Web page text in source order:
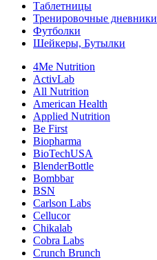
Таблетницы
Тренировочные дневники
Футболки
Шейкеры, Бутылки
4Me Nutrition
ActivLab
All Nutrition
American Health
Applied Nutrition
Be First
Biopharma
BioTechUSA
BlenderBottle
Bombbar
BSN
Carlson Labs
Cellucor
Chikalab
Cobra Labs
Crunch Brunch